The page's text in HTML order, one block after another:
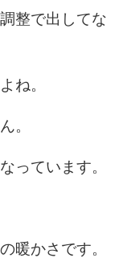
整で出してな
ね。
。
っています。
暖かさです。